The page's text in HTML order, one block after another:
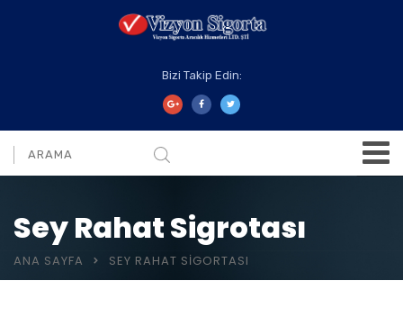
Bizi Takip Edin:
Sey Rahat Sigrotası
ANA SAYFA SEY RAHAT SIGORTASI